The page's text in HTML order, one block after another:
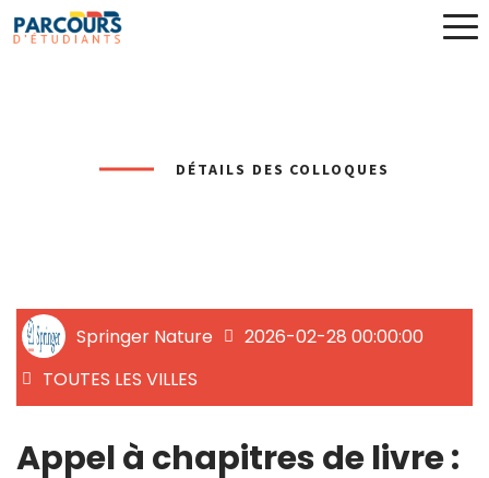
DÉTAILS DES COLLOQUES
Springer Nature
2026-02-28 00:00:00
TOUTES LES VILLES
Appel à chapitres de livre :